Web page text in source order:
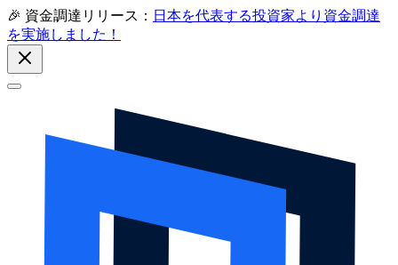
🎉 資金調達リリース： 日本を代表する投資家より資金調達
を実施しました！